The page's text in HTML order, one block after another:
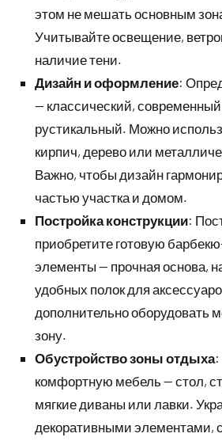
этом не мешать основным
Учитывайте освещение,
наличие тени.
Дизайн и оформление:
— классический,
рустикальный. Можно
кирпич, дерево или
Важно, чтобы дизайн
частью участка и домом.
Постройка конструкции:
приобретите готовую
элементы — прочная основа,
удобных полок для
дополнительно оборудовать
зону.
Обустройство зоны отдыха:
комфортную мебель — стол,
мягкие диваны или лавки.
декоративными элементами,